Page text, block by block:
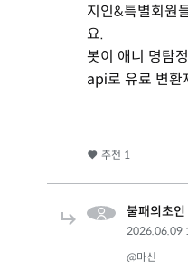
지인&특별회원
요.
봇이 애니 명탐
api로 유료 변환
추천 1
불패의초인
2026.06.09
@마신